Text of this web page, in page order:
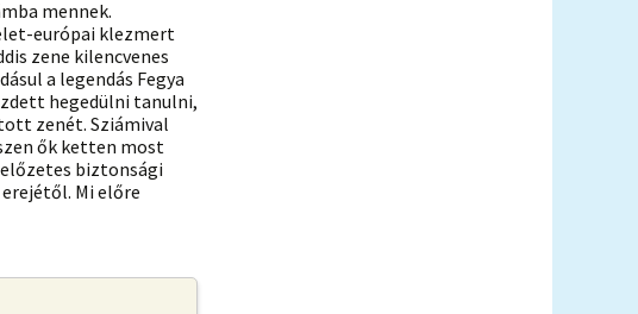
mennek.
európai klezmert
zene kilencvenes
a legendás Fegya
hegedülni tanulni,
zenét. Sziámival
ők ketten most
biztonsági
Mi előre